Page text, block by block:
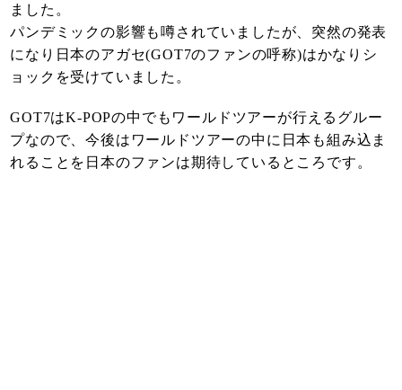
ました。
パンデミックの影響も噂されていましたが、突然の発表
になり日本のアガセ(GOT7のファンの呼称)はかなりシ
ョックを受けていました。
GOT7はK-POPの中でもワールドツアーが行えるグルー
プなので、今後はワールドツアーの中に日本も組み込ま
れることを日本のファンは期待しているところです。